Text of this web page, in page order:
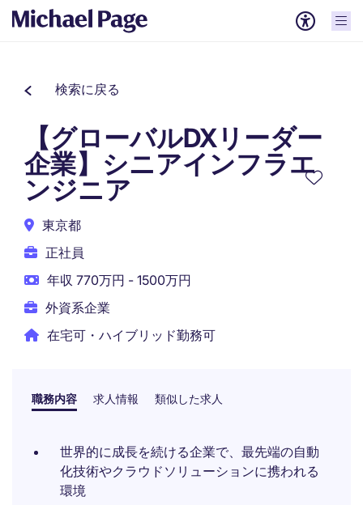
検索に戻る
【グローバルDXリーダー
企業】シニアインフラエ
ンジニア
東京都
正社員
年収 770万円 - 1500万円
外資系企業
在宅可・ハイブリッド勤務可
職務内容 求人情報 類似した求人
世界的に成長を続ける企業で、最先端の自動
化技術やクラウドソリューションに携われる
環境